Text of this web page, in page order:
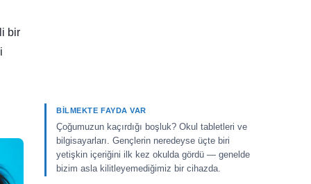
bir
BILMEKTE FAYDA VAR
Çoğumuzun kaçırdığı boşluk? Okul tabletleri ve
bilgisayarları. Gençlerin neredeyse üçte biri
yetişkin içeriğini ilk kez okulda gördü — genelde
bizim asla kilitleyemediğimiz bir cihazda.